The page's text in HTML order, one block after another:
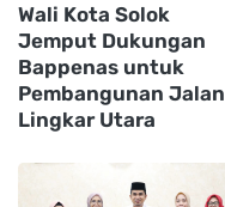
Wali Kota Solok
Jemput Dukungan
Bappenas untuk
Pembangunan Jalan
Lingkar Utara